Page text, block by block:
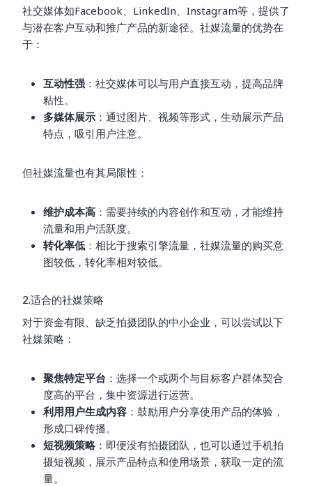
社交媒体如Facebook、LinkedIn、Instagram等，提供了
与潜在客户互动和推广产品的新途径。社媒流量的优势在
于：
互动性强 ：社交媒体可以与用户直接互动，提高品牌
粘性。
多媒体展示 ：通过图片、视频等形式，生动展示产品
特点，吸引用户注意。
但社媒流量也有其局限性：
维护成本高 ：需要持续的内容创作和互动，才能维持
流量和用户活跃度。
转化率低 ：相比于搜索引擎流量，社媒流量的购买意
图较低，转化率相对较低。
2.适合的社媒策略
对于资金有限、缺乏拍摄团队的中小企业，可以尝试以下
社媒策略：
聚焦特定平台 ：选择一个或两个与目标客户群体契合
度高的平台，集中资源进行运营。
利用用户生成内容 ：鼓励用户分享使用产品的体验，
形成口碑传播。
短视频策略 ：即便没有拍摄团队，也可以通过手机拍
摄短视频，展示产品特点和使用场景，获取一定的流
量。